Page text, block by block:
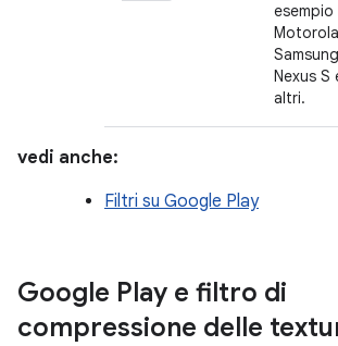
esempio
Motorola
Nexus S
altri.
vedi anche:
Filtri su Google Play
Google Play e filtro di
compressione delle